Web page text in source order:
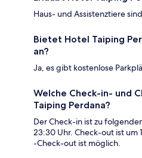
Haus- und Assistenztiere
Bietet Hotel Taiping
an?
Ja, es gibt kostenlose
Welche Check-in- und
Taiping Perdana?
Der Check-in ist zu
23:30 Uhr. Check-out ist um
-Check-out ist möglich.